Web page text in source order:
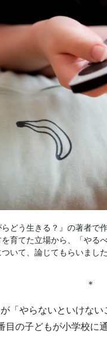
どう生きる？』の著者で
育てた立場から、「やる
いて、論じてもらいました
「やらないといけな
の子どもが小学校に